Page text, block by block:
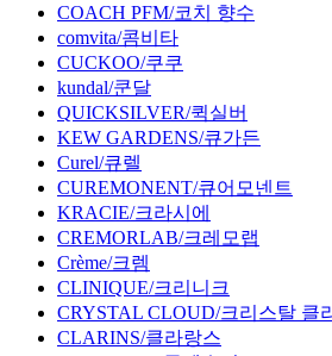
COACH PFM/코치 향수
comvita/콤비타
CUCKOO/쿠쿠
kundal/쿤달
QUICKSILVER/퀵실버
KEW GARDENS/큐가든
Curel/큐렐
CUREMONENT/큐어모넨트
KRACIE/크라시에
CREMORLAB/크레모랩
Crème/크렘
CLINIQUE/크리니크
CRYSTAL CLOUD/크리스탈 클
CLARINS/클라랑스